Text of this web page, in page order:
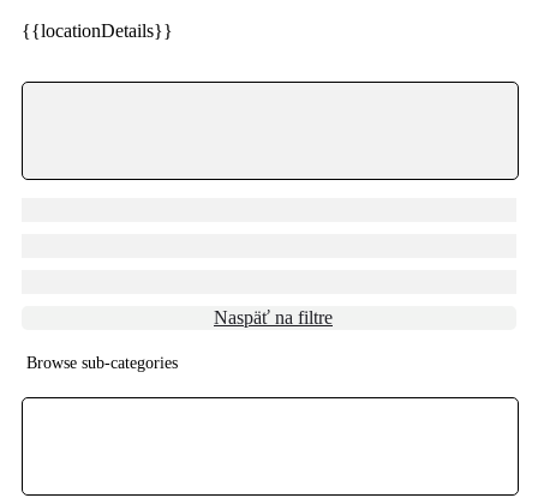
{{locationDetails}}
Naspäť na filtre
Browse sub-categories